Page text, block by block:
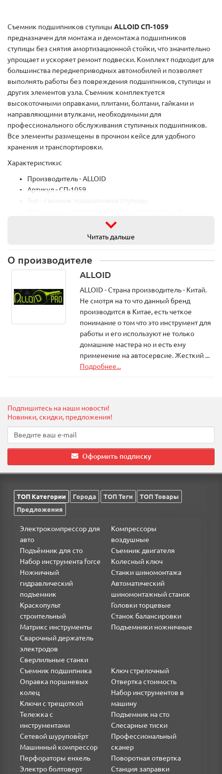
Съемник подшипников ступицы ALLOIDСП-1059
предназначен для монтажа и демонтажа подшипников
ступицы без снятия амортизационной стойки, что значительно
упрощает и ускоряет ремонт подвески. Комплект подходит для
большинства переднеприводных автомобилей и позволяет
выполнять работы без повреждения подшипников, ступицы и
других элементов узла. Съемник комплектуется
высокоточными оправками, плитами, болтами, гайками и
направляющими втулками, необходимыми для
профессионального обслуживания ступичных подшипников.
Все элементы размещены в прочном кейсе для удобного
хранения и транспортировки.
Характеристики:
Производитель - ALLOID
Артикул - СП-1059
Количество предметов - 31 шт.
автомобилей
Формат хранения - пластиковый кейс
Преимущества:
Позволяет выполнять монтаж и демонтаж подшипников
Подходит для большинства переднеприводных
Высокая точность изготовления компонентов
Снижает риск повреждения подшипников и ступицы
Комплектация:
Монтажные оправки различных размеров - 20 шт.
Опорные плиты - 2 шт.
Силовые болты - 2 шт.
Направляющие втулки - 5 шт.
Применение: монтаж и демонтаж подшипников передней
ступицы большинства переднеприводных автомобилей.
Читать дальше
О производителе
ALLOID
ALLOID - Страна производитель - Китай.
Не смотря на то что данный бренд
производится в Китае, есть четкое
понимание о том что это инструмент для
работы и его используют не только
домашние мастера но и есть ему
применение на автосервсие. Жесткий ...
Подробнее...
Подпишитесь на наши новости!
Новинки, скидки, предложения!
Оформить подписку
ТОП Категории Города ТОП Теги
ТОП Товары
Предложения
Электрокомпрессор для
авто
Подъёмник для сто
Набор инструмента force
Ножничный
гидравлический
подъемник
Краскопульт
строительный
Матрикс инструменты
Сварочный держатель
электродов
Сверлильные станки
Компрессоры
воздушные
Съемник двигателя
Колесный ключ
Станки шиномонтажа
Автоматический
шиномонтажный станок
Головки торцевые
Станок балансировки
Подъемники ножничные
Съемник подшипника
Оправка поршневых
колец
Ключи с трещоткой
Тележка с
инструментами
Сетевой шуруповёрт
Машинный компрессор
Перфораторы енхель
Электро болтоверт
Ключ стрелочный
Отвертка стоимость
Набор инструментов в
машину
Подъемник на сто
Слесарные тиски
Профессиональный
сканер
Поворотная отвертка
Станция заправки